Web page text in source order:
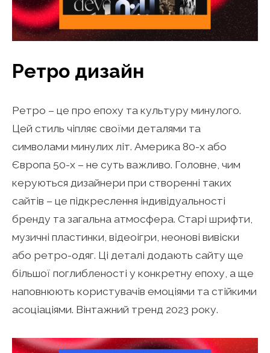
Ретро дизайн
Ретро – це про епоху та культуру минулого.
Цей стиль чіпляє своїми деталями та
символами минулих літ. Америка 80-х або
Європа 50-х – не суть важливо. Головне, чим
керуються дизайнери при створенні таких
сайтів – це підкреслення індивідуальності
бренду та загальна атмосфера. Старі шрифти,
музичні пластинки, відеоігри, неонові вивіски
або ретро-одяг. Ці деталі додають сайту ще
більшої поглибленості у конкретну епоху, а ще
наповнюють користувачів емоціями та стійкими
асоціаціями. Вінтажний тренд 2023 року.